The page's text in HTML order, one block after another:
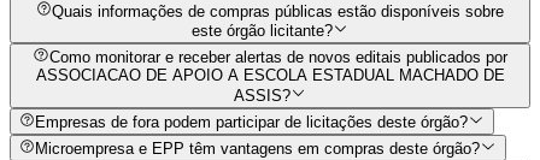
Quais informações de compras públicas estão disponíveis sobre
este órgão licitante?
Como monitorar e receber alertas de novos editais publicados por
ASSOCIACAO DE APOIO A ESCOLA ESTADUAL MACHADO DE
ASSIS?
Empresas de fora podem participar de licitações deste órgão?
Microempresa e EPP têm vantagens em compras deste órgão?